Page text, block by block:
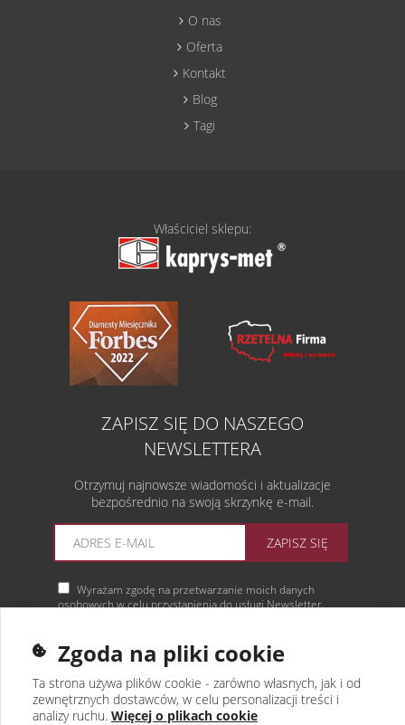
O nas
Oferta
Kontakt
Blog
Tagi
Właściciel sklepu:
ZAPISZ SIĘ DO NASZEGO
NEWSLETTERA
Otrzymuj najnowsze wiadomości i aktualizacje
bezpośrednio na swoją skrzynkę e-mail.
ZAPISZ SIĘ
Wyrażam zgodę na przetwarzanie moich danych
osobowych w celu przystąpienia do usługi Newsletter.
Zgoda na pliki cookie
Ta strona używa plików cookie - zarówno własnych, jak i od
zewnętrznych dostawców, w celu personalizacji treści i
analizy ruchu. Więcej o plikach cookie